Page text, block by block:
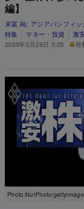
編】
末冨 純: アジアパシフィ
特集
マネー・投資
激
2023年5月28日 5:25
有
Photo:NurPhoto/